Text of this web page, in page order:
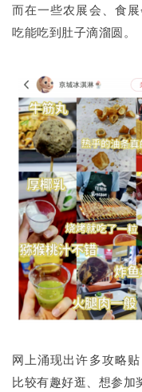
而在一些农展会、食
吃能吃到肚子滴溜圆。
网上涌现出许多攻略
比较有趣好逛、想参加